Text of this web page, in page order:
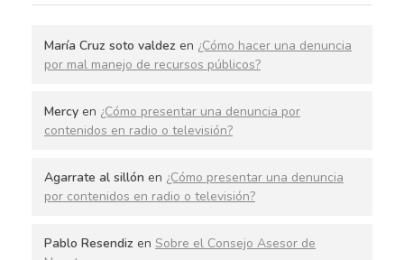
María Cruz soto valdez en ¿Cómo hacer una denuncia
por mal manejo de recursos públicos?
Mercy en ¿Cómo presentar una denuncia por
contenidos en radio o televisión?
Agarrate al sillón en ¿Cómo presentar una denuncia
por contenidos en radio o televisión?
Pablo Resendiz en Sobre el Consejo Asesor de